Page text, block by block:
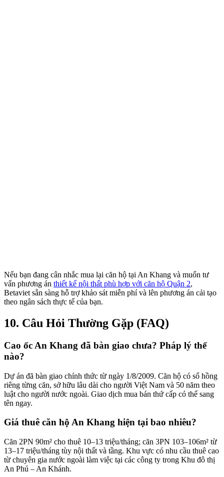
Nếu bạn đang cân nhắc mua lại căn hộ tại An Khang và muốn tư
vấn phương án thiết kế nội thất phù hợp với căn hộ Quận 2,
Betaviet sẵn sàng hỗ trợ khảo sát miễn phí và lên phương án cải tạo
theo ngân sách thực tế của bạn.
10. Câu Hỏi Thường Gặp (FAQ)
Cao ốc An Khang đã bàn giao chưa? Pháp lý thế
nào?
Dự án đã bàn giao chính thức từ ngày 1/8/2009. Căn hộ có sổ hồng
riêng từng căn, sở hữu lâu dài cho người Việt Nam và 50 năm theo
luật cho người nước ngoài. Giao dịch mua bán thứ cấp có thể sang
tên ngay.
Giá thuê căn hộ An Khang hiện tại bao nhiêu?
Căn 2PN 90m² cho thuê 10–13 triệu/tháng; căn 3PN 103–106m² từ
13–17 triệu/tháng tùy nội thất và tầng. Khu vực có nhu cầu thuê cao
từ chuyên gia nước ngoài làm việc tại các công ty trong Khu đô thị
An Phú – An Khánh.